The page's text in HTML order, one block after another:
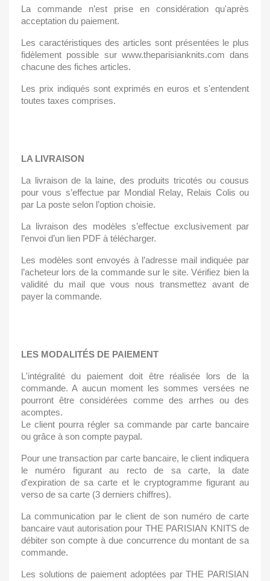
La commande n’est prise en considération qu'après
acceptation du paiement.
Les caractéristiques des articles sont présentées le plus
fidèlement possible sur www.theparisianknits.com dans
chacune des fiches articles.
Les prix indiqués sont exprimés en euros et s'entendent
toutes taxes comprises.
LA LIVRAISON
La livraison de la laine, des produits tricotés ou cousus
pour vous s’effectue par Mondial Relay, Relais Colis ou
par La poste selon l’option choisie.
La livraison des modèles s’effectue exclusivement par
l’envoi d’un lien PDF à télécharger.
Les modèles sont envoyés à l’adresse mail indiquée par
l’acheteur lors de la commande sur le site. Vérifiez bien la
validité du mail que vous nous transmettez avant de
payer la commande.
LES MODALITÉS DE PAIEMENT
L'intégralité du paiement doit être réalisée lors de la
commande. A aucun moment les sommes versées ne
pourront être considérées comme des arrhes ou des
acomptes.
Le client pourra régler sa commande par carte bancaire
ou grâce à son compte paypal.
Pour une transaction par carte bancaire, le client indiquera
le numéro figurant au recto de sa carte, la date
d'expiration de sa carte et le cryptogramme figurant au
verso de sa carte (3 derniers chiffres).
La communication par le client de son numéro de carte
bancaire vaut autorisation pour THE PARISIAN KNITS de
débiter son compte à due concurrence du montant de sa
commande.
Les solutions de paiement adoptées par THE PARISIAN